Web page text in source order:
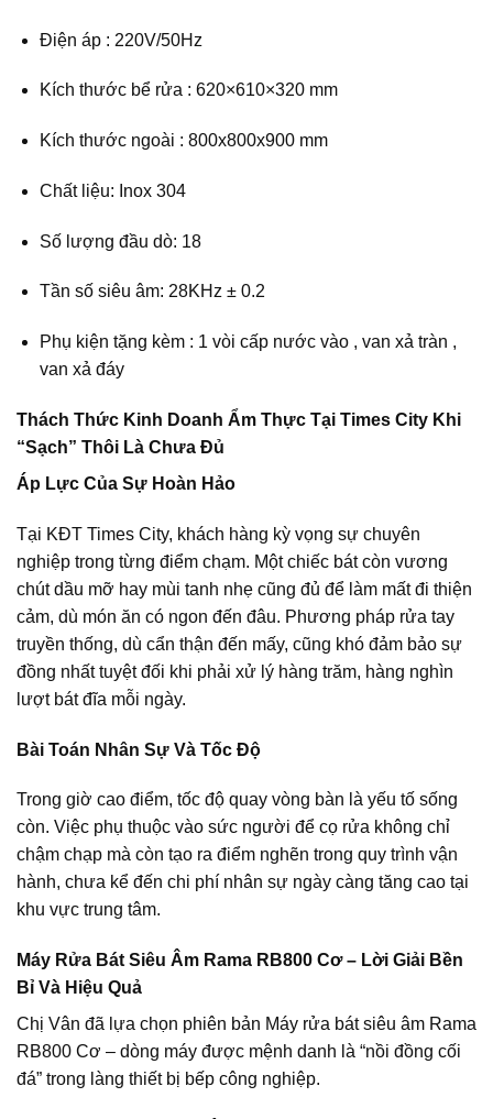
Điện áp : 220V/50Hz
Kích thước bể rửa : 620×610×320 mm
Kích thước ngoài : 800x800x900 mm
Chất liệu: Inox 304
Số lượng đầu dò: 18
Tần số siêu âm: 28KHz ± 0.2
Phụ kiện tặng kèm : 1 vòi cấp nước vào , van xả tràn ,
van xả đáy
Thách Thức Kinh Doanh Ẩm Thực Tại Times City Khi
“Sạch” Thôi Là Chưa Đủ
Áp Lực Của Sự Hoàn Hảo
Tại KĐT Times City, khách hàng kỳ vọng sự chuyên
nghiệp trong từng điểm chạm. Một chiếc bát còn vương
chút dầu mỡ hay mùi tanh nhẹ cũng đủ để làm mất đi thiện
cảm, dù món ăn có ngon đến đâu. Phương pháp rửa tay
truyền thống, dù cẩn thận đến mấy, cũng khó đảm bảo sự
đồng nhất tuyệt đối khi phải xử lý hàng trăm, hàng nghìn
lượt bát đĩa mỗi ngày.
Bài Toán Nhân Sự Và Tốc Độ
Trong giờ cao điểm, tốc độ quay vòng bàn là yếu tố sống
còn. Việc phụ thuộc vào sức người để cọ rửa không chỉ
chậm chạp mà còn tạo ra điểm nghẽn trong quy trình vận
hành, chưa kể đến chi phí nhân sự ngày càng tăng cao tại
khu vực trung tâm.
Máy Rửa Bát Siêu Âm Rama RB800 Cơ – Lời Giải Bền
Bỉ Và Hiệu Quả
Chị Vân đã lựa chọn phiên bản Máy rửa bát siêu âm Rama
RB800 Cơ – dòng máy được mệnh danh là “nồi đồng cối
đá” trong làng thiết bị bếp công nghiệp.